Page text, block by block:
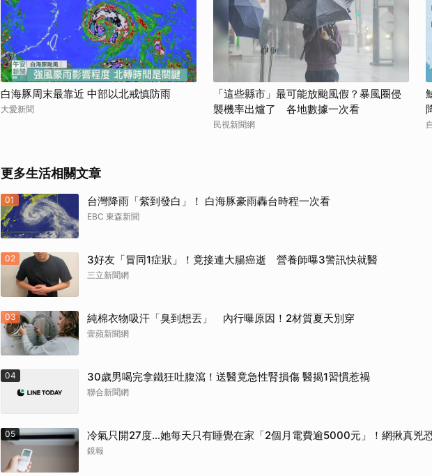
白海豚周末最靠近 中部以北戒慎防雨
大愛新聞
「這些縣市」最可能放颱風假？暴風圈侵
襲機率出爐了 各地數據一次看
民視新聞網
更多生活相關文章
01 台灣降雨「紫到發白」！ 白海豚豪雨轟台時程一次看
EBC 東森新聞
02 3好友「冒同1症狀」！竟接連大腸癌逝 營養師曝3警訊快就醫
三立新聞網
03 純棉衣物吸汗「臭到想丟」 內行曝原因！2材質夏天別穿
壹蘋新聞網
04 30歲男喝完拿鐵狂吐腹瀉！送醫竟急性腎損傷 醫揭1習慣惹禍
聯合新聞網
05 冷氣只開27度…她每天只有睡覺在家「2個月電費逾5000元」！網揪真兇恐
鏡報